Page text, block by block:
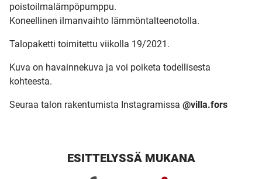
poistoilmalämpöpumppu.
Koneellinen ilmanvaihto lämmöntalteenotolla.
Talopaketti toimitettu viikolla 19/2021.
Kuva on havainnekuva ja voi poiketa todellisesta
kohteesta.
Seuraa talon rakentumista Instagramissa @villa.fors
ESITTELYSSÄ MUKANA